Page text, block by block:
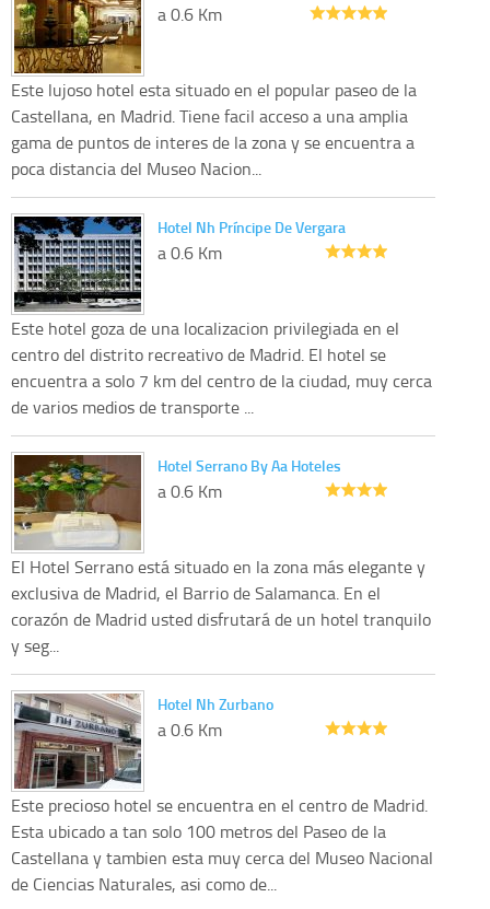
a 0.6 Km
Este lujoso hotel esta situado en el popular paseo de la
Castellana, en Madrid. Tiene facil acceso a una amplia
gama de puntos de interes de la zona y se encuentra a
poca distancia del Museo Nacion...
Hotel Nh Príncipe De Vergara
a 0.6 Km
Este hotel goza de una localizacion privilegiada en el
centro del distrito recreativo de Madrid. El hotel se
encuentra a solo 7 km del centro de la ciudad, muy cerca
de varios medios de transporte ...
Hotel Serrano By Aa Hoteles
a 0.6 Km
El Hotel Serrano está situado en la zona más elegante y
exclusiva de Madrid, el Barrio de Salamanca. En el
corazón de Madrid usted disfrutará de un hotel tranquilo
y seg...
Hotel Nh Zurbano
a 0.6 Km
Este precioso hotel se encuentra en el centro de Madrid.
Esta ubicado a tan solo 100 metros del Paseo de la
Castellana y tambien esta muy cerca del Museo Nacional
de Ciencias Naturales, asi como de...